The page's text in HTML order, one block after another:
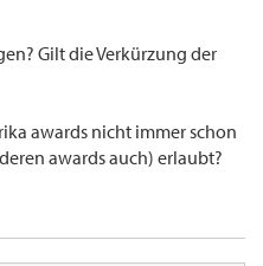
Gilt die Verkürzung der
awards nicht immer schon
awards auch) erlaubt?